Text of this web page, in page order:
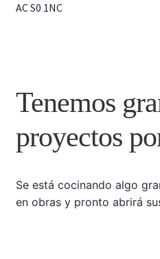
Contacto
Mi cuenta
Nosotros
Sample Page
AC S0 1NC
Tenemos
proyectos
Se está cocinando algo
en obras y pronto abrirá